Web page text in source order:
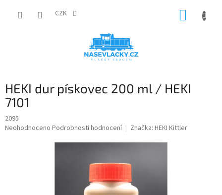
CZK
HEKI dur pískovec 200 ml / HEKI
7101
2095
Průměrné
Neohodnoceno Podrobnosti hodnocení Značka: HEKI Kittler